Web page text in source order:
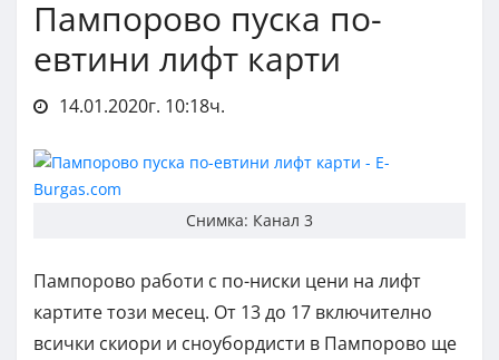
Пампорово пуска по-
евтини лифт карти
14.01.2020г. 10:18ч.
Снимка: Канал 3
Пампорово работи с по-ниски цени на лифт
картите този месец. От 13 до 17 включително
всички скиори и сноубордисти в Пампорово ще